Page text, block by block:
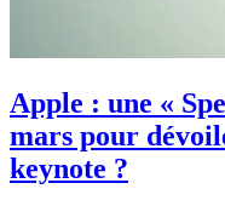
Apple : une «
mars pour
keynote ?